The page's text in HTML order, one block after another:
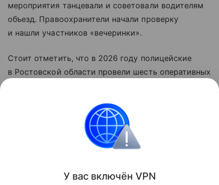
мероприятия танцевали и советовали водителям
объезд. Правоохранители начали проверку
и нашли участников «вечеринки».
Стоит отметить, что в 2026 году полицейские
в Ростовской области провели шесть оперативных
и одного — к уголовной.
Ростовская область
Поделиться
У вас включён VPN